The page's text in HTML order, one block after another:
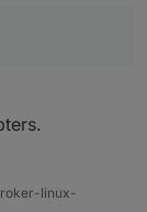
for reading
advantage of
which is only
DC devices
verify this.
EMS (partially),
linux-